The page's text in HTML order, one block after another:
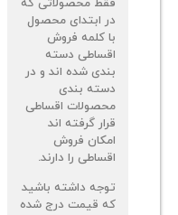
محصولاتی که
ابتدای محصول
شده اند و در
اقساطی
را دارند.
داشته باشید
قیمت درج شده